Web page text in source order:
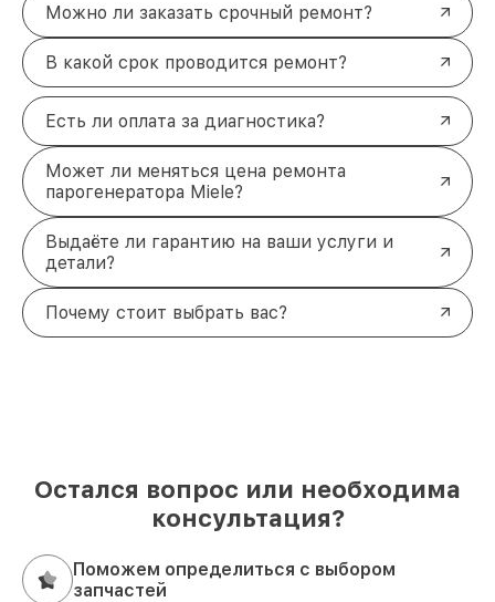
Можно ли заказать срочный ремонт?
В какой срок проводится ремонт?
Есть ли оплата за диагностика?
Может ли меняться цена ремонта
парогенератора Miele?
Выдаёте ли гарантию на ваши услуги и
детали?
Почему стоит выбрать вас?
Остался вопрос или необходима
консультация?
Поможем определиться с выбором
запчастей